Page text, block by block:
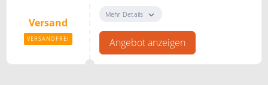
Versand
VERSANDFREI
115CHF
Mehr Details
Angebot anzeigen